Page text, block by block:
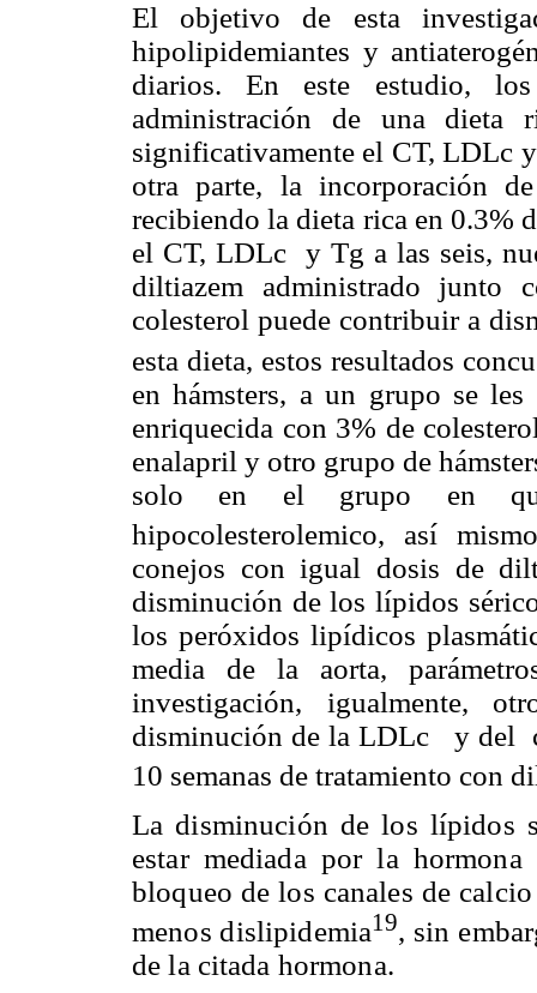
El objetivo de esta
hipolipidemiantes y
diarios. En este estudio,
administración de una dieta
significativamente el CT, LDLc
otra parte, la incorporación
recibiendo la dieta rica en 0.3%
el CT, LDLc y Tg a las seis,
diltiazem administrado junto
colesterol puede contribuir a
esta dieta, estos resultados
en hámsters, a un grupo se
enriquecida con 3% de
enalapril y otro grupo de
solo en el grupo en
hipocolesterolemico, así
conejos con igual dosis de
disminución de los lípidos
los peróxidos lipídicos
media de la aorta,
investigación, igualmente,
disminución de la LDLc y del
10 semanas de tratamiento con
La disminución de los lípidos
estar mediada por la
bloqueo de los canales de
menos dislipidemia19, sin
de la citada hormona.